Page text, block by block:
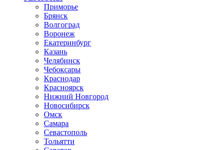
Приморье
Брянск
Волгоград
Воронеж
Екатеринбург
Казань
Челябинск
Чебоксары
Краснодар
Красноярск
Нижний Новгород
Новосибирск
Омск
Самара
Севастополь
Тольятти